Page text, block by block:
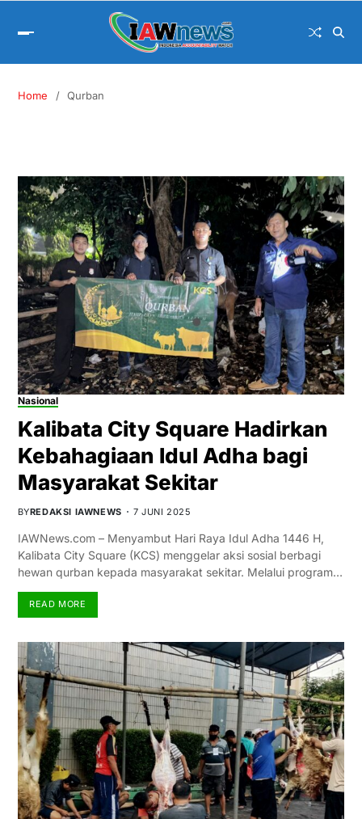
Home Qurban
Nasional
Kalibata City Square Hadirkan
Kebahagiaan Idul Adha bagi
Masyarakat Sekitar
BYREDAKSI IAWNEWS 7 JUNI 2025
IAWNews.com – Menyambut Hari Raya Idul Adha 1446 H,
Kalibata City Square (KCS) menggelar aksi sosial berbagi
hewan qurban kepada masyarakat sekitar. Melalui program…
READ MORE